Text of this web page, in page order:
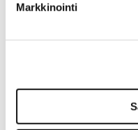
Markkinointi
Ristikot ja
Moottorin